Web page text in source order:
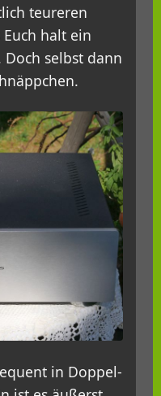
teureren
Euch halt ein
selbst dann
in Doppel-